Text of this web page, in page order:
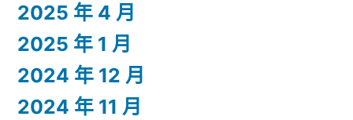
2025 年 4 月
2025 年 1 月
2024 年 12 月
2024 年 11 月